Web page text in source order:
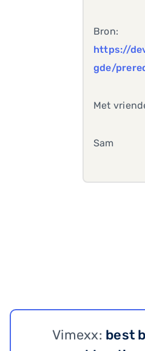
Bron:
https://
gde/
Met
Sam
Vimexx: best